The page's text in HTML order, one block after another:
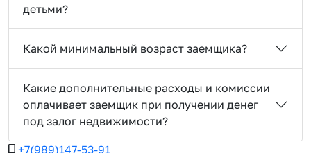
детьми?
Какой минимальный возраст заемщика?
Какие дополнительные расходы и комиссии
оплачивает заемщик при получении денег
под залог недвижимости?
+7(989)147-53-91